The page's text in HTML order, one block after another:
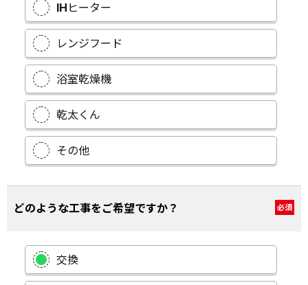
IHヒーター
レンジフード
浴室乾燥機
乾太くん
その他
どのような工事をご希望ですか？ 必須
交換